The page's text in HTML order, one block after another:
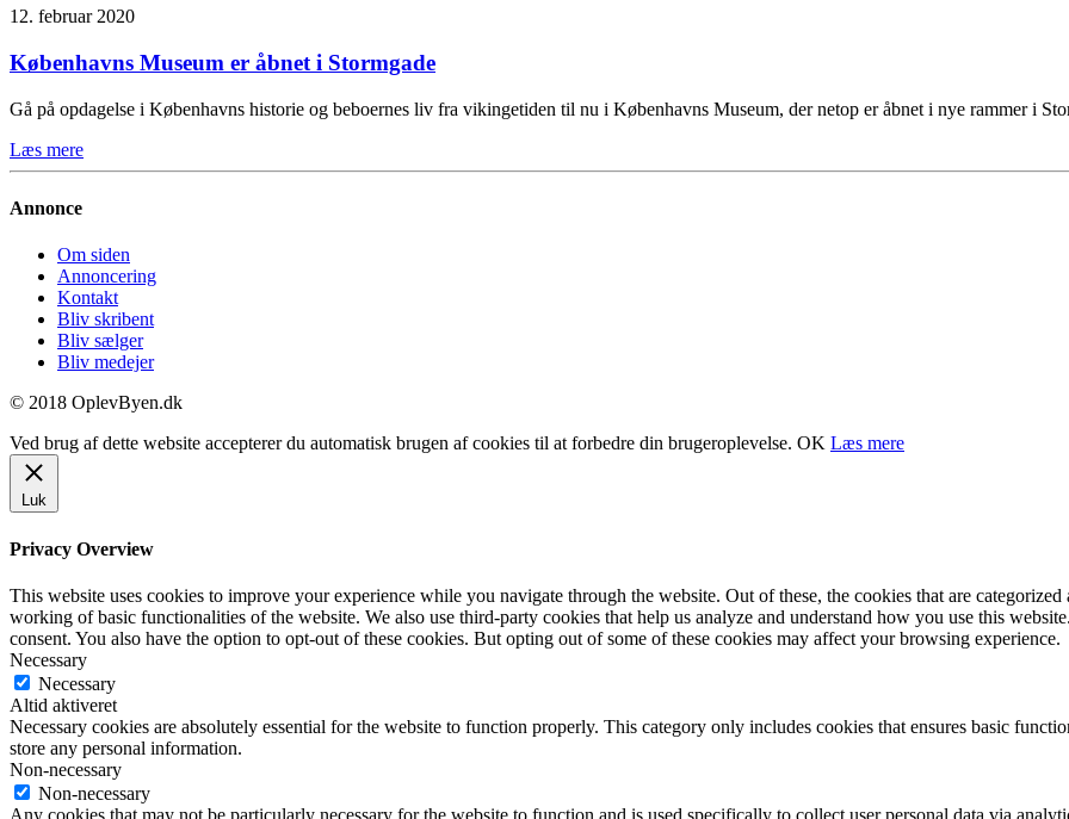
12. februar 2020
Københavns Museum er åbnet i Stormgade
Gå på opdagelse i Københavns historie og beboernes liv fra vikingetiden til nu i Københavns Museum, der netop er åbnet i nye rammer i
Læs mere
Annonce
Om siden
Annoncering
Kontakt
Bliv skribent
Bliv sælger
Bliv medejer
© 2018 OplevByen.dk
Ved brug af dette website accepterer du automatisk brugen af cookies til at forbedre din brugeroplevelse. OK Læs mere
Luk
Privacy Overview
This website uses cookies to improve your experience while you navigate through the website. Out of these, the cookies that are categorized
working of basic functionalities of the website. We also use third-party cookies that help us analyze and understand how you use this
consent. You also have the option to opt-out of these cookies. But opting out of some of these cookies may affect your browsing experience.
Necessary
Necessary
Altid aktiveret
Necessary cookies are absolutely essential for the website to function properly. This category only includes cookies that ensures basic
store any personal information.
Non-necessary
Non-necessary
Any cookies that may not be particularly necessary for the website to function and is used specifically to collect user personal data via